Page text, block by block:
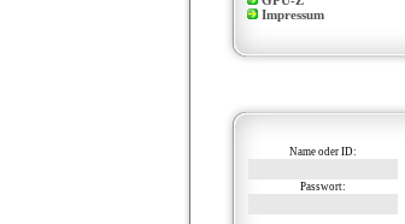
Impressum
Name oder ID:
Passwort: